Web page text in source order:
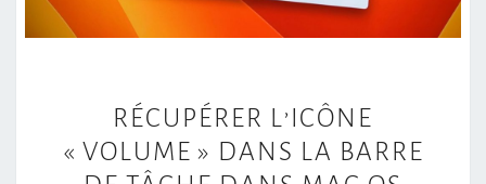
É
C
RÉCUPÉRER L’ICÔNE
« VOLUME » DANS LA BARRE